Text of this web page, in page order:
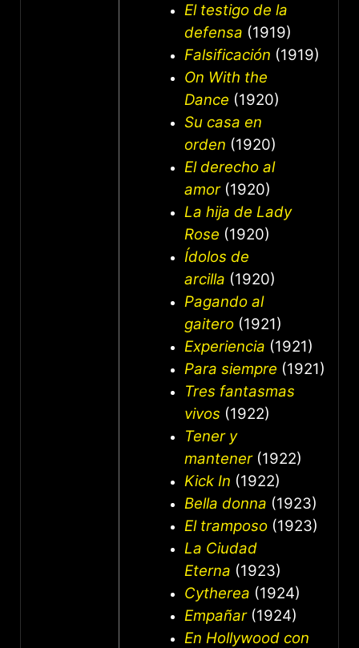
El testigo de la
defensa (1919)
Falsificación (1919)
On With the
Dance (1920)
Su casa en
orden (1920)
El derecho al
amor(1920)
La hija de Lady
Rose (1920)
Ídolos de
arcilla (1920)
Pagando al
gaitero (1921)
Experiencia (1921)
Para siempre (1921)
Tres fantasmas
vivos (1922)
Tener y
mantener(1922)
Kick In (1922)
Bella donna (1923)
El tramposo (1923)
La Ciudad
Eterna (1923)
Cytherea (1924)
Empañar(1924)
En Hollywood con